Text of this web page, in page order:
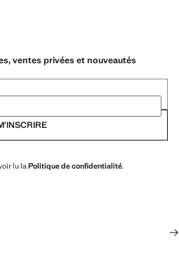
ventes privées et nouveautés
lu la Politique de confidentialité.